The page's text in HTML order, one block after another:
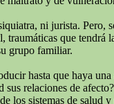
ni jurista. Pero,
traumáticas que
grupo familiar.
hasta que haya
relaciones de
los sistemas de salud